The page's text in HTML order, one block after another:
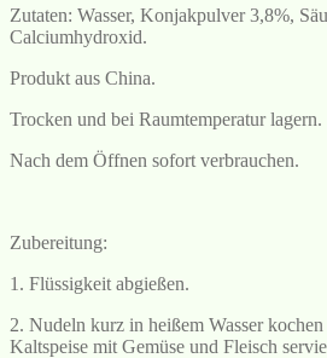
Zutaten: Wasser, Konjakpulver 3,8%,
Calciumhydroxid.
Produkt aus China.
Trocken und bei Raumtemperatur lagern.
Nach dem Öffnen sofort verbrauchen.
Zubereitung:
1. Flüssigkeit abgießen.
2. Nudeln kurz in heißem Wasser
Kaltspeise mit Gemüse und Fleisch